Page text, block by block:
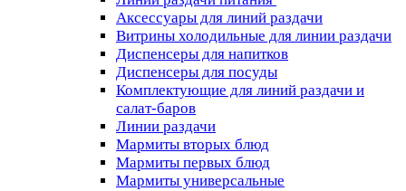
Аксессуары для линий раздачи
Витрины холодильные для линии раздачи
Диспенсеры для напитков
Диспенсеры для посуды
Комплектующие для линий раздачи и
салат-баров
Линии раздачи
Мармиты вторых блюд
Мармиты первых блюд
Мармиты универсальные